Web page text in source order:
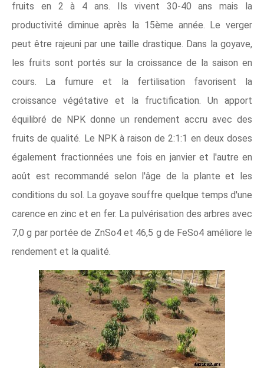
fruits en 2 à 4 ans. Ils vivent 30-40 ans mais la
productivité diminue après la 15ème année. Le verger
peut être rajeuni par une taille drastique. Dans la goyave,
les fruits sont portés sur la croissance de la saison en
cours. La fumure et la fertilisation favorisent la
croissance végétative et la fructification. Un apport
équilibré de NPK donne un rendement accru avec des
fruits de qualité. Le NPK à raison de 2:1:1 en deux doses
également fractionnées une fois en janvier et l'autre en
août est recommandé selon l'âge de la plante et les
conditions du sol. La goyave souffre quelque temps d'une
carence en zinc et en fer. La pulvérisation des arbres avec
7,0 g par portée de ZnSo4 et 46,5 g de FeSo4 améliore le
rendement et la qualité.